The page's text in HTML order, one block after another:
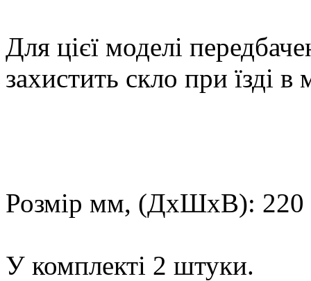
Для цієї моделі
захистить скло при їзді в
Розмір мм, (ДхШхВ): 220
У комплекті 2 штуки.